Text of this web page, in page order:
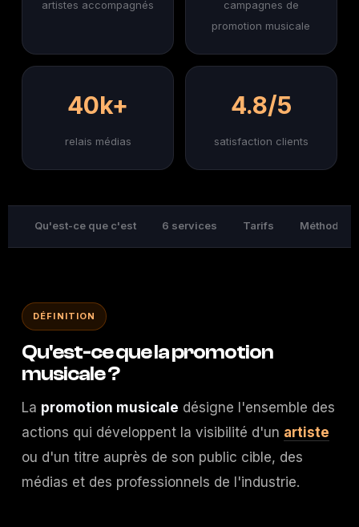
artistes accompagnés
campagnes de
promotion musicale
40k+
relais médias
4.8/5
satisfaction clients
Qu'est-ce que c'est 6 services Tarifs Méthode
DÉFINITION
Qu'est-ce que la promotion
musicale ?
La promotion musicale désigne l'ensemble des
actions qui développent la visibilité d'un artiste
ou d'un titre auprès de son public cible, des
médias et des professionnels de l'industrie.